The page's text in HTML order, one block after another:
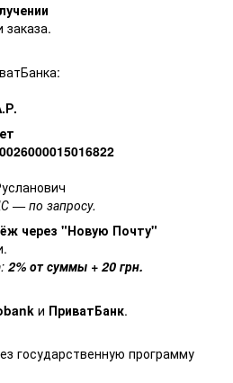
заказа.
— по запросу.
через "Новую Почту"
2% от суммы + 20 грн.
и ПриватБанк.
государственную программу